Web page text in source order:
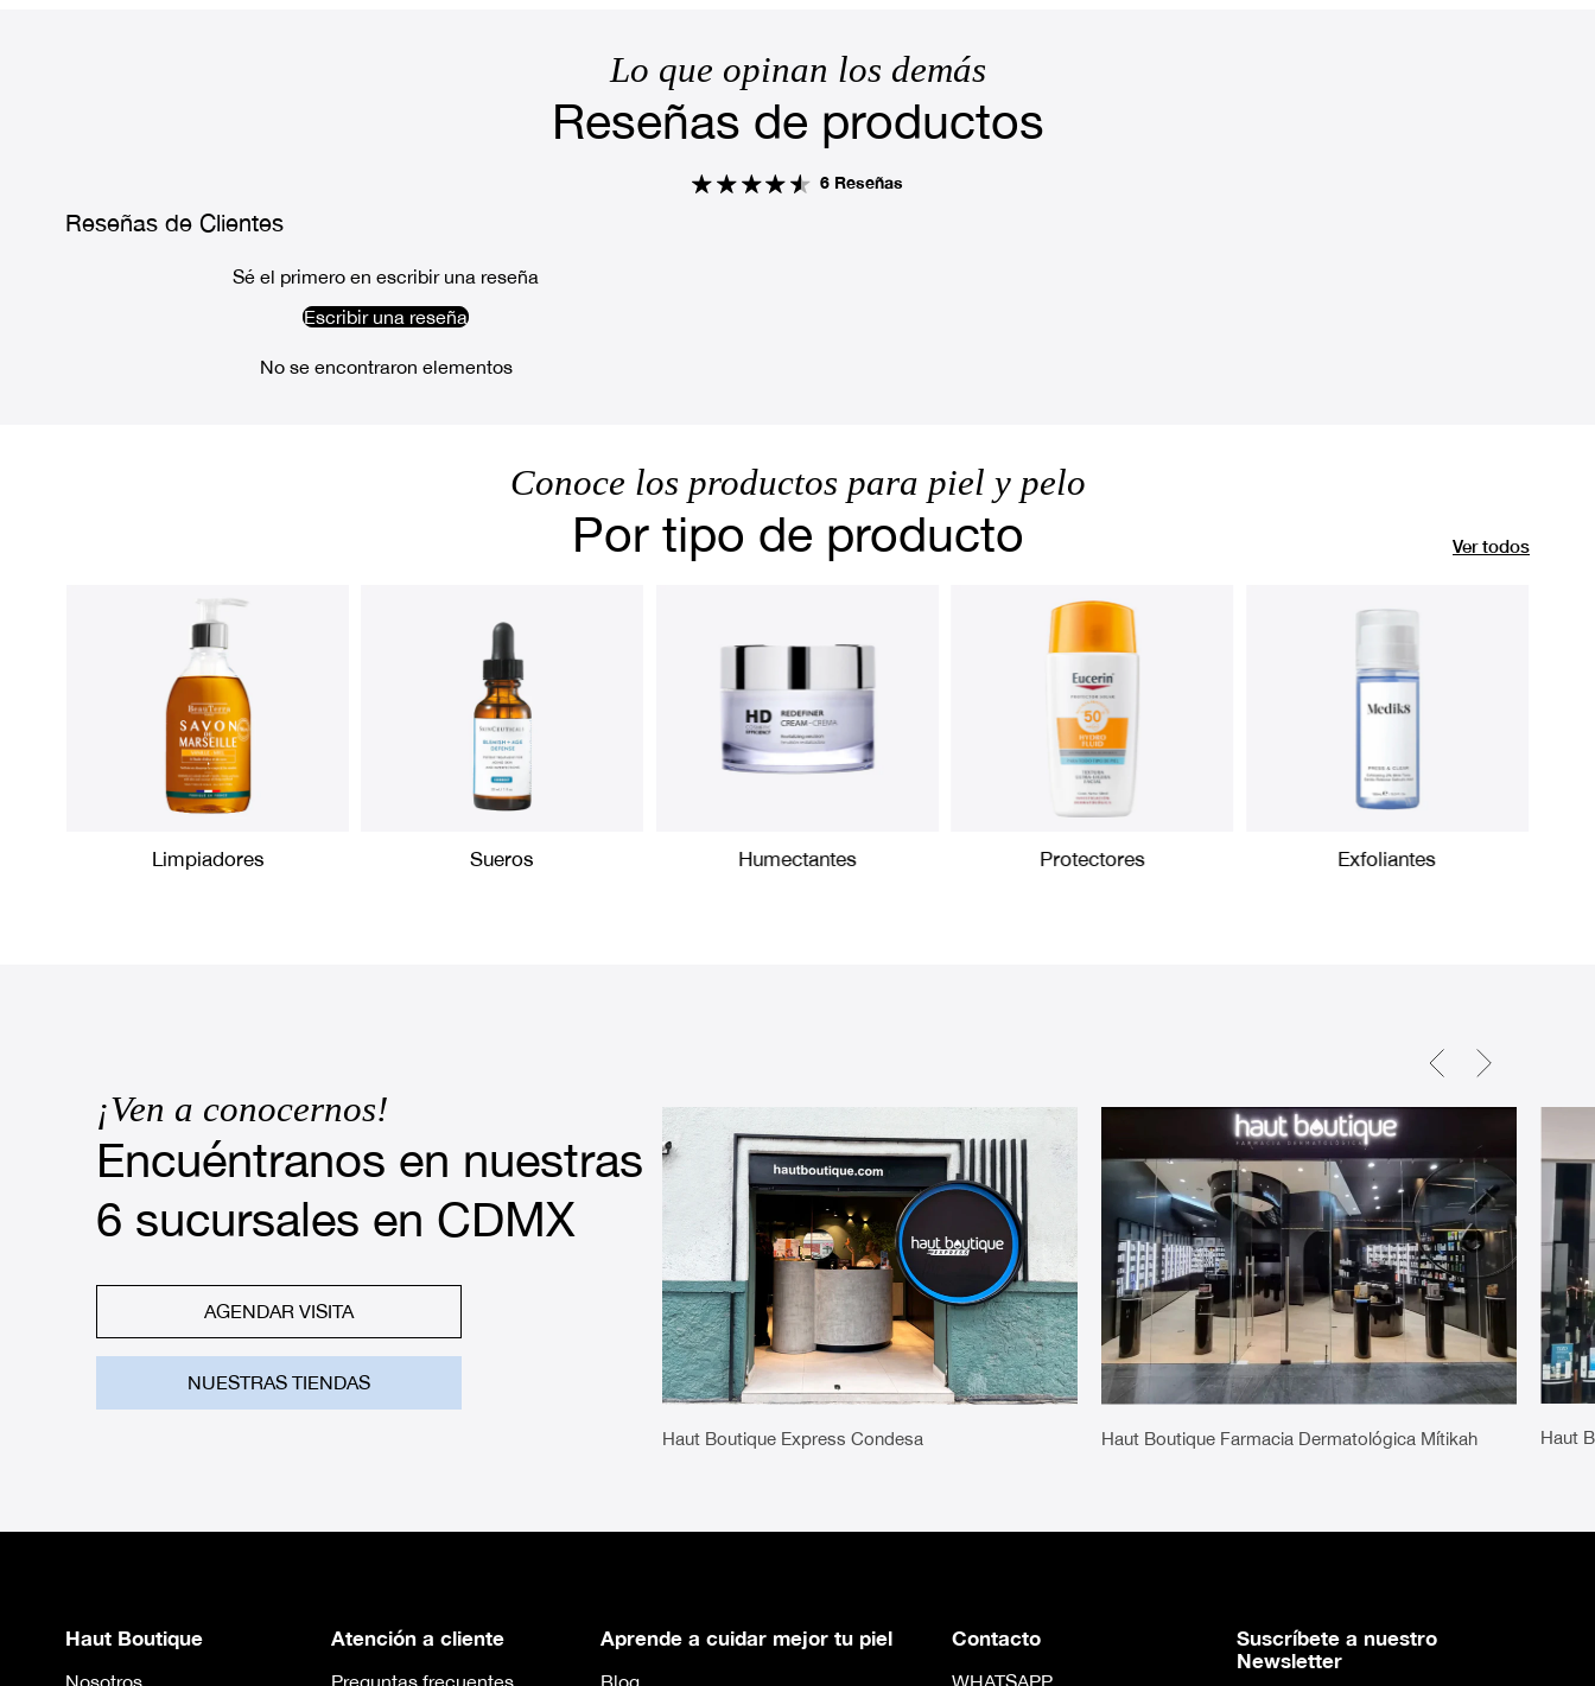
Lo que opinan los demás
Reseñas de productos
6 Reseñas
Reseñas de Clientes
Sé el primero en escribir una reseña
Escribir una reseña
No se encontraron elementos
Conoce los productos para piel y pelo
Por tipo de producto Ver todos
Limpiadores Sueros Humectantes Protectores Exfoliantes
¡Ven a conocernos!
Encuéntranos en nuestras
6 sucursales en CDMX
AGENDAR VISITA
NUESTRAS TIENDAS
Haut Boutique Express Condesa Haut Boutique Farmacia Dermatológica Mítikah Haut
Haut Boutique
Nosotros
Atención a cliente
Preguntas frecuentes
Aprende a cuidar mejor tu piel
Blog
Contacto
WHATSAPP
Suscríbete a nuestro
Newsletter